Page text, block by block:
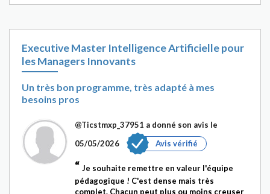
Executive Master Intelligence Artificielle pour
les Managers Innovants
Un très bon programme, très adapté à mes
besoins pros
@Ticstmxp_37951 a donné son avis le
05/05/2026
Avis vérifié
Je souhaite remettre en valeur l'équipe
pédagogique ! C'est dense mais très
complet. Chacun peut plus ou moins creuser